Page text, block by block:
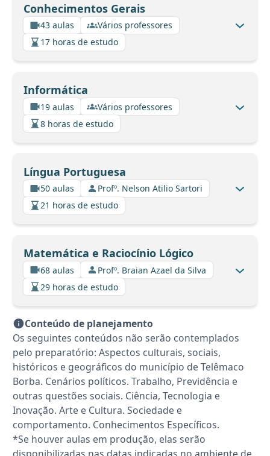
Conhecimentos Gerais
43 aulas
Vários professores
17 horas de estudo
Informática
19 aulas
Vários professores
8 horas de estudo
Língua Portuguesa
50 aulas
Profº. Nelson Atilio Sartori
21 horas de estudo
Matemática e Raciocínio Lógico
68 aulas
Profº. Braian Azael da Silva
29 horas de estudo
Conteúdo de planejamento
Os seguintes conteúdos não serão contemplados
pelo preparatório: Aspectos culturais, sociais,
históricos e geográficos do município de Telêmaco
Borba. Cenários políticos. Trabalho, Previdência e
outras questões sociais. Ciência, Tecnologia e
Inovação. Arte e Cultura. Sociedade e
comportamento. Conhecimentos Específicos.
*Se houver aulas em produção, elas serão